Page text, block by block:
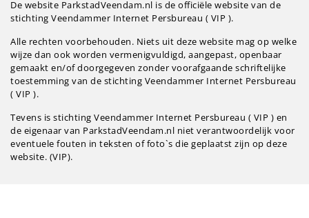
De website ParkstadVeendam.nl is de officiële website van de
stichting Veendammer Internet Persbureau ( VIP ).
Alle rechten voorbehouden. Niets uit deze website mag op welke
wijze dan ook worden vermenigvuldigd, aangepast, openbaar
gemaakt en/of doorgegeven zonder voorafgaande schriftelijke
toestemming van de stichting Veendammer Internet Persbureau
( VIP ).
Tevens is stichting Veendammer Internet Persbureau ( VIP ) en
de eigenaar van ParkstadVeendam.nl niet verantwoordelijk voor
eventuele fouten in teksten of foto`s die geplaatst zijn op deze
website. (VIP).